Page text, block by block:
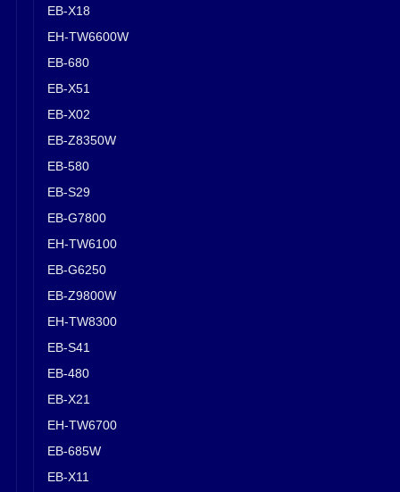
EB-X18
EH-TW6600W
EB-680
EB-X51
EB-X02
EB-Z8350W
EB-580
EB-S29
EB-G7800
EH-TW6100
EB-G6250
EB-Z9800W
EH-TW8300
EB-S41
EB-480
EB-X21
EH-TW6700
EB-685W
EB-X11